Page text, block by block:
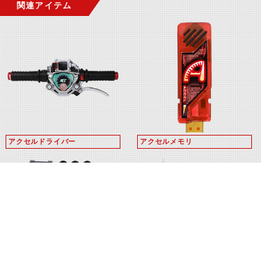
関連アイテム
アクセルドライバー アクセルメモリ